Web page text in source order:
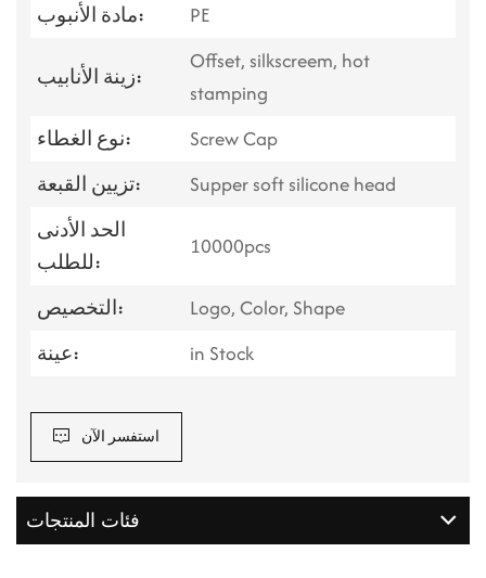
مادة الأنبوب:
PE
زينة الأنابيب:
Offset, silkscreem, hot
stamping
نوع الغطاء:
Screw Cap
تزيين القبعة:
Supper soft silicone head
الحد الأدنى
للطلب:
10000pcs
التخصيص:
Logo, Color, Shape
عينة:
in Stock
استفسر الآن
فئات المنتجات